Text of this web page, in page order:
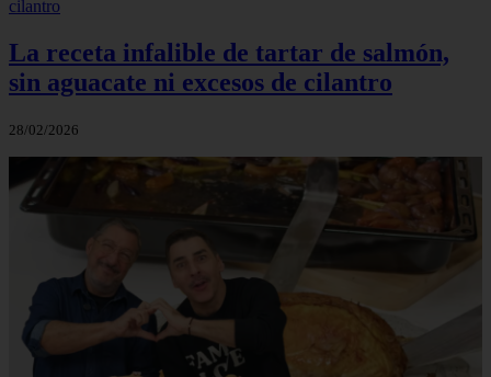
La receta infalible de tartar de salmón,
sin aguacate ni excesos de cilantro
28/02/2026